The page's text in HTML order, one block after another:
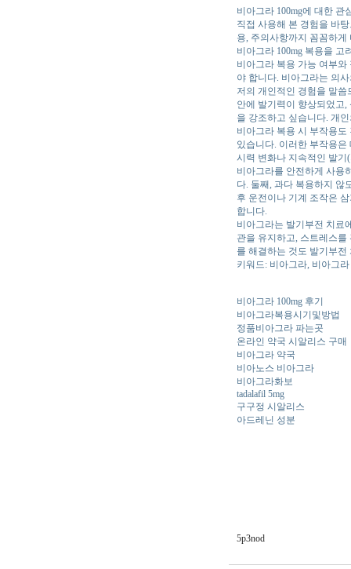
비아그라 100mg에 대한
직접 사용해 본 경험을 바
용, 주의사항까지 꼼꼼하
비아그라 100mg 복용을
비아그라 복용 가능 여부
야 합니다. 비아그라는 의
저의 개인적인 경험을 말
안에 발기력이 향상되었고
을 강조하고 싶습니다. 개
비아그라 복용 시 부작용
있습니다. 이러한 부작용
시력 변화나 지속적인 발
비아그라를 안전하게 사용
다. 둘째, 과다 복용하지 않
후 운전이나 기계 조작은
합니다.
비아그라는 발기부전 치료
관을 유지하고, 스트레스
를 해결하는 것도 발기부
키워드: 비아그라, 비아그
비아그라 100mg 후기
비아그라복용시기및방법
정품비아그라 파는곳
온라인 약국 시알리스 구매
비아그라 약국
비아노스 비아그라
비아그라화보
tadalafil 5mg
구구정 시알리스
아드레닌 성분
5p3nod